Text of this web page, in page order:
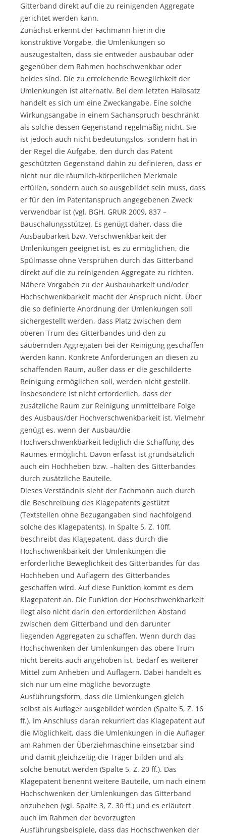
Gitterband direkt auf die zu reinigenden Aggregate
gerichtet werden kann.
Zunächst erkennt der Fachmann hierin die
konstruktive Vorgabe, die Umlenkungen so
auszugestalten, dass sie entweder ausbaubar oder
gegenüber dem Rahmen hochschwenkbar oder
beides sind. Die zu erreichende Beweglichkeit der
Umlenkungen ist alternativ. Bei dem letzten Halbsatz
handelt es sich um eine Zweckangabe. Eine solche
Wirkungsangabe in einem Sachanspruch beschränkt
als solche dessen Gegenstand regelmäßig nicht. Sie
ist jedoch auch nicht bedeutungslos, sondern hat in
der Regel die Aufgabe, den durch das Patent
geschützten Gegenstand dahin zu definieren, dass er
nicht nur die räumlich-körperlichen Merkmale
erfüllen, sondern auch so ausgebildet sein muss, dass
er für den im Patentanspruch angegebenen Zweck
verwendbar ist (vgl. BGH, GRUR 2009, 837 –
Bauschalungsstütze). Es genügt daher, dass die
Ausbaubarkeit bzw. Verschwenkbarkeit der
Umlenkungen geeignet ist, es zu ermöglichen, die
Spülmasse ohne Versprühen durch das Gitterband
direkt auf die zu reinigenden Aggregate zu richten.
Nähere Vorgaben zu der Ausbaubarkeit und/oder
Hochschwenkbarkeit macht der Anspruch nicht. Über
die so definierte Anordnung der Umlenkungen soll
sichergestellt werden, dass Platz zwischen dem
oberen Trum des Gitterbandes und den zu
säubernden Aggregaten bei der Reinigung geschaffen
werden kann. Konkrete Anforderungen an diesen zu
schaffenden Raum, außer dass er die geschilderte
Reinigung ermöglichen soll, werden nicht gestellt.
Insbesondere ist nicht erforderlich, dass der
zusätzliche Raum zur Reinigung unmittelbare Folge
des Ausbaus/der Hochverschwenkbarkeit ist. Vielmehr
genügt es, wenn der Ausbau/die
Hochverschwenkbarkeit lediglich die Schaffung des
Raumes ermöglicht. Davon erfasst ist grundsätzlich
auch ein Hochheben bzw. –halten des Gitterbandes
durch zusätzliche Bauteile.
Dieses Verständnis sieht der Fachmann auch durch
die Beschreibung des Klagepatents gestützt
(Textstellen ohne Bezugangaben sind nachfolgend
solche des Klagepatents). In Spalte 5, Z. 10ff.
beschreibt das Klagepatent, dass durch die
Hochschwenkbarkeit der Umlenkungen die
erforderliche Beweglichkeit des Gitterbandes für das
Hochheben und Auflagern des Gitterbandes
geschaffen wird. Auf diese Funktion kommt es dem
Klagepatent an. Die Funktion der Hochschwenkbarkeit
liegt also nicht darin den erforderlichen Abstand
zwischen dem Gitterband und den darunter
liegenden Aggregaten zu schaffen. Wenn durch das
Hochschwenken der Umlenkungen das obere Trum
nicht bereits auch angehoben ist, bedarf es weiterer
Mittel zum Anheben und Auflagern. Dabei handelt es
sich nur um eine mögliche bevorzugte
Ausführungsform, dass die Umlenkungen gleich
selbst als Auflager ausgebildet werden (Spalte 5, Z. 16
ff.). Im Anschluss daran rekurriert das Klagepatent auf
die Möglichkeit, dass die Umlenkungen in die Auflager
am Rahmen der Überziehmaschine einsetzbar sind
und damit gleichzeitig die Träger bilden und als
solche benutzt werden (Spalte 5, Z. 20 ff.). Das
Klagepatent benennt weitere Bauteile, um nach einem
Hochschwenken der Umlenkungen das Gitterband
anzuheben (vgl. Spalte 3, Z. 30 ff.) und es erläutert
auch im Rahmen der bevorzugten
Ausführungsbeispiele, dass das Hochschwenken der